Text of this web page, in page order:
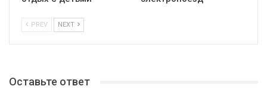
PREV NEXT
Оставьте ответ